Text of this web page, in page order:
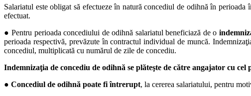
Salariatul este obligat să efectueze în natură concediul de odihnă în
efectuat.
● Pentru perioada concediului de odihnă salariatul beneficiază de o
perioada respectivă, prevăzute în contractul individual de muncă.
concediul, multiplicată cu numărul de zile de concediu.
Indemnizaţia de concediu de odihnă se plăteşte de către angajator cu
● Concediul de odihnă poate fi întrerupt, la cererea salariatului, pentru